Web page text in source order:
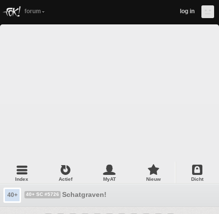
forum log in
Index Actief MyAT Nieuw Dicht
40+ 40+ SC #5726 Schatgraven!